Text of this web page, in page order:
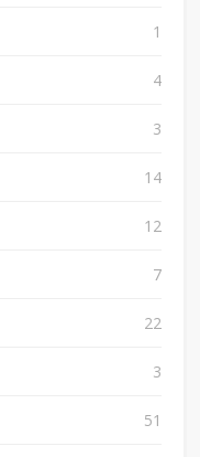
1
4
3
14
12
7
22
3
51